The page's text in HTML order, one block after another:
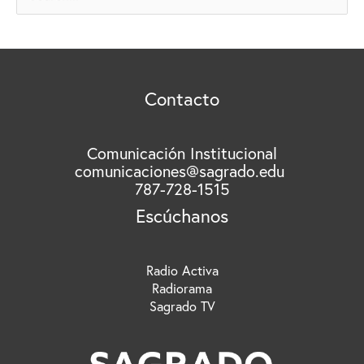
c
Contacto
Comunicación Institucional
comunicaciones@sagrado.edu
787-728-1515
Escúchanos
Radio Activa
Radiorama
Sagrado TV